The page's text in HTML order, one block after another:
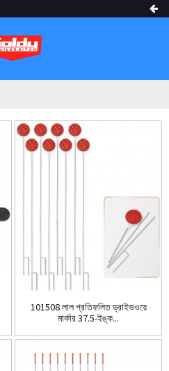
101508 লাল প্রতিফলিত ড্রাইভওয়ে
মার্কার 37.5-ইঙ্ক...